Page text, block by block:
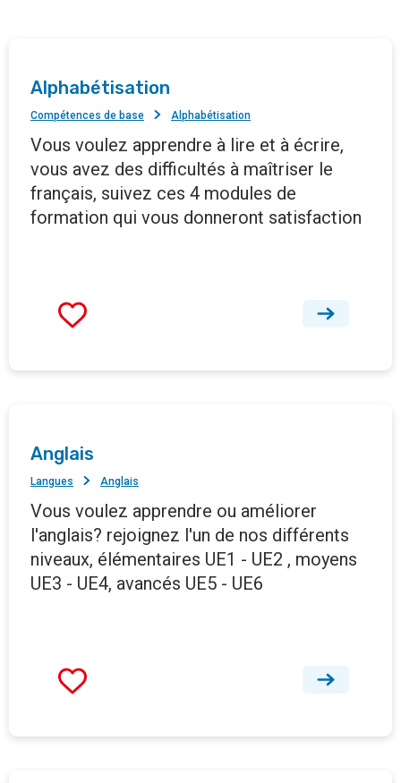
Alphabétisation
Compétences de base Alphabétisation
Vous voulez apprendre à lire et à écrire,
vous avez des difficultés à maîtriser le
français, suivez ces 4 modules de
formation qui vous donneront satisfaction
Anglais
Langues Anglais
Vous voulez apprendre ou améliorer
l'anglais? rejoignez l'un de nos différents
niveaux, élémentaires UE1 - UE2 , moyens
UE3 - UE4, avancés UE5 - UE6